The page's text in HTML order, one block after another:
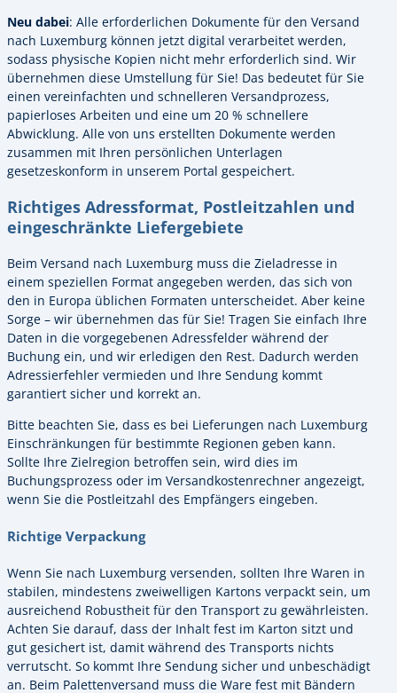
Neu dabei: Alle erforderlichen Dokumente für den Versand
nach Luxemburg können jetzt digital verarbeitet werden,
sodass physische Kopien nicht mehr erforderlich sind. Wir
übernehmen diese Umstellung für Sie! Das bedeutet für Sie
einen vereinfachten und schnelleren Versandprozess,
papierloses Arbeiten und eine um 20 % schnellere
Abwicklung. Alle von uns erstellten Dokumente werden
zusammen mit Ihren persönlichen Unterlagen
gesetzeskonform in unserem Portal gespeichert.
Richtiges Adressformat, Postleitzahlen und
eingeschränkte Liefergebiete
Beim Versand nach Luxemburg muss die Zieladresse in
einem speziellen Format angegeben werden, das sich von
den in Europa üblichen Formaten unterscheidet. Aber keine
Sorge – wir übernehmen das für Sie! Tragen Sie einfach Ihre
Daten in die vorgegebenen Adressfelder während der
Buchung ein, und wir erledigen den Rest. Dadurch werden
Adressierfehler vermieden und Ihre Sendung kommt
garantiert sicher und korrekt an.
Bitte beachten Sie, dass es bei Lieferungen nach Luxemburg
Einschränkungen für bestimmte Regionen geben kann.
Sollte Ihre Zielregion betroffen sein, wird dies im
Buchungsprozess oder im Versandkostenrechner angezeigt,
wenn Sie die Postleitzahl des Empfängers eingeben.
Richtige Verpackung
Wenn Sie nach Luxemburg versenden, sollten Ihre Waren in
stabilen, mindestens zweiwelligen Kartons verpackt sein, um
ausreichend Robustheit für den Transport zu gewährleisten.
Achten Sie darauf, dass der Inhalt fest im Karton sitzt und
gut gesichert ist, damit während des Transports nichts
verrutscht. So kommt Ihre Sendung sicher und unbeschädigt
an. Beim Palettenversand muss die Ware fest mit Bändern